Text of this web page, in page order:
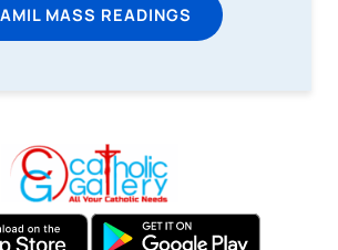
MASS READINGS